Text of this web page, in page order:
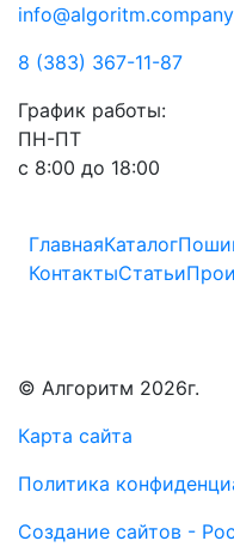
info@algoritm.company
8 (383) 367-11-87
График работы:
ПН-ПТ
с 8:00 до 18:00
ГлавнаяКаталог
КонтактыСтатьи
© Алгоритм 2026г.
Карта сайта
Политика
Создание сайтов -